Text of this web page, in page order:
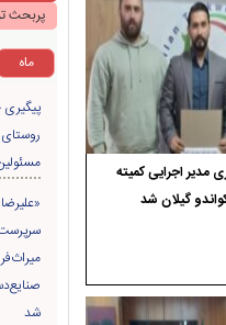
مدیر اجرایی کمیته
گیلان شد
پربحث
ماه
شد